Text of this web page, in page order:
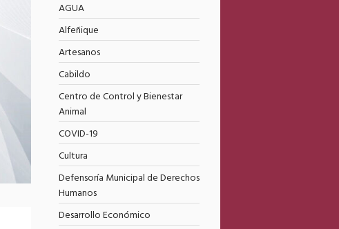
AGUA
Alfeñique
Artesanos
Cabildo
Centro de Control y Bienestar
Animal
COVID-19
Cultura
Defensoría Municipal de Derechos
Humanos
Desarrollo Económico